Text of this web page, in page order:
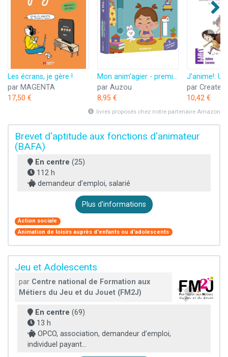
Les écrans, je gère !
par MAGENTA
17,50 €
Mon anim'agier - premiers apprentissages - je vais sur le pot
par Auzou
8,95 €
10,42 €
livres proposés chez notre partenaire Amazon
Brevet d'aptitude aux fonctions d'animateur
(BAFA)
En centre (25)
112 h
demandeur d’emploi, salarié
Plus d'informations
Action sociale
Animation de loisirs auprès d'enfants ou d'adolescents
Jeu et Adolescents
par Centre national de Formation aux
Métiers du Jeu et du Jouet (FM2J)
En centre (69)
13 h
OPCO, association, demandeur d’emploi,
individuel payant...